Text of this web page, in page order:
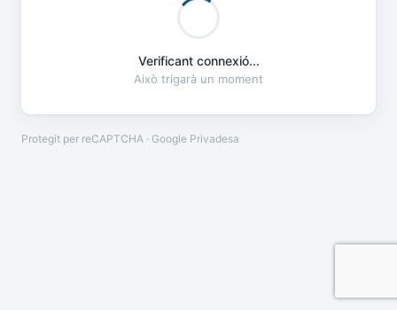
Verificant connexió...
Això trigarà un moment
Protegit per reCAPTCHA · Google Privadesa